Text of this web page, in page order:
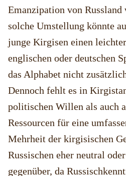
Emanzipation von Russland
solche Umstellung könnte
junge Kirgisen einen
englischen oder deutschen
das Alphabet nicht
Dennoch fehlt es in
politischen Willen als auch
Ressourcen für eine
Mehrheit der kirgisischen
Russischen eher neutral
gegenüber, da